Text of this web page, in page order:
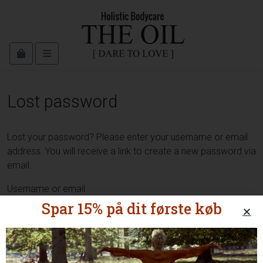
Cart Menu
Lost password
Lost your password? Please enter your username or email
address. You will receive a link to create a new password via
email.
Username or email
Reset password
Spar 15% på dit første køb